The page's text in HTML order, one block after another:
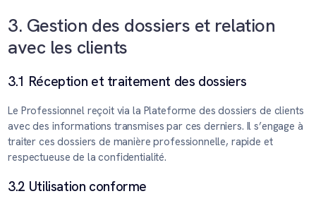
3. Gestion des dossiers et relation
avec les clients
3.1 Réception et traitement des dossiers
Le Professionnel reçoit via la Plateforme des dossiers de clients
avec des informations transmises par ces derniers. Il s’engage à
traiter ces dossiers de manière professionnelle, rapide et
respectueuse de la confidentialité.
3.2 Utilisation conforme